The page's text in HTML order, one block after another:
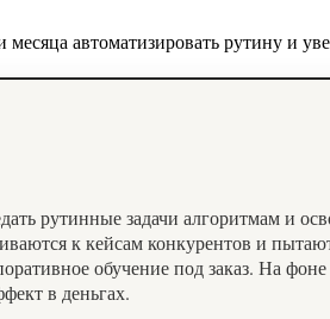
рутинные задачи алгоритмам и
к кейсам конкурентов и
обучение под заказ. На
в деньгах.